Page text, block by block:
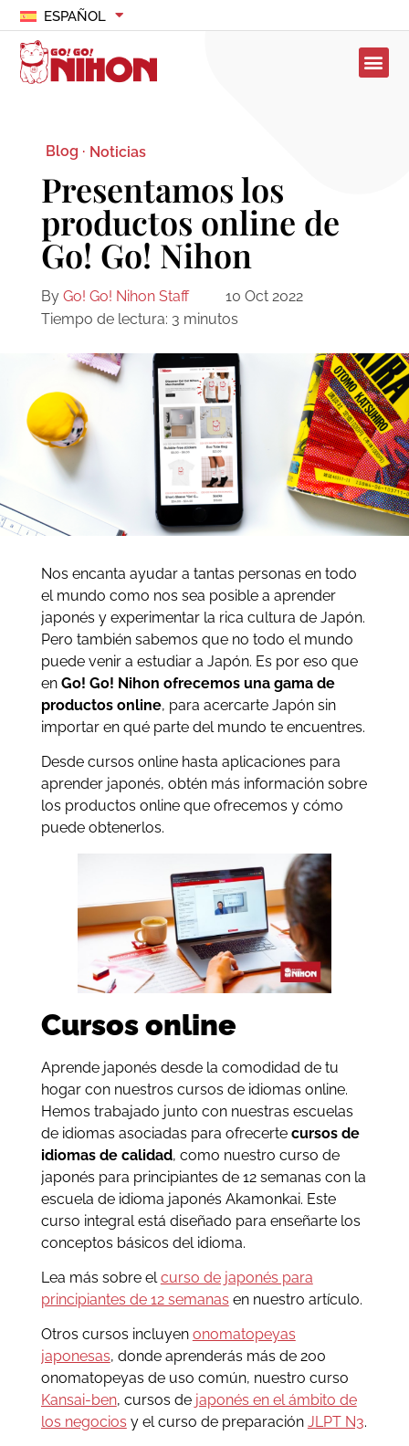
ESPAÑOL
Blog · Noticias
Presentamos los
productos online de
Go! Go! Nihon
By Go! Go! Nihon Staff
10 Oct 2022
Tiempo de lectura: 3 minutos
Nos encanta ayudar a tantas personas en todo
el mundo como nos sea posible a aprender
japonés y experimentar la rica cultura de Japón.
Pero también sabemos que no todo el mundo
puede venir a estudiar a Japón. Es por eso que
en Go! Go! Nihon ofrecemos una gama de
productos online, para acercarte Japón sin
importar en qué parte del mundo te encuentres.
Desde cursos online hasta aplicaciones para
aprender japonés, obtén más información sobre
los productos online que ofrecemos y cómo
puede obtenerlos.
Cursos online
Aprende japonés desde la comodidad de tu
hogar con nuestros cursos de idiomas online.
Hemos trabajado junto con nuestras escuelas
de idiomas asociadas para ofrecerte cursos de
idiomas de calidad, como nuestro curso de
japonés para principiantes de 12 semanas con la
escuela de idioma japonés Akamonkai. Este
curso integral está diseñado para enseñarte los
conceptos básicos del idioma.
Lea más sobre elcurso de japonés para
principiantes de 12 semanas en nuestro artículo.
Otros cursos incluyen onomatopeyas
japonesas, donde aprenderás más de 200
onomatopeyas de uso común, nuestro curso
Kansai-ben, cursos de japonés en el ámbito de
los negocios y el curso de preparación JLPT N3.